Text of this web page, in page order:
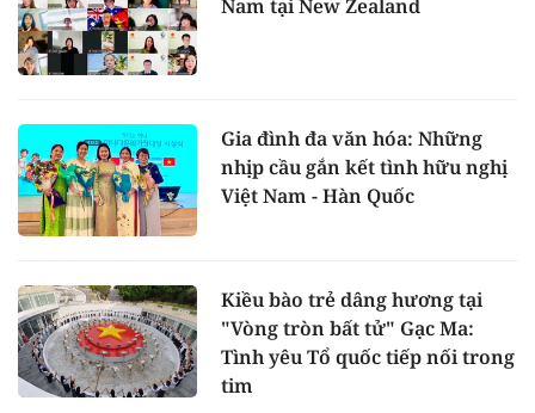
Nam tại New Zealand
Gia đình đa văn hóa: Những
nhịp cầu gắn kết tình hữu nghị
Việt Nam - Hàn Quốc
Kiều bào trẻ dâng hương tại
"Vòng tròn bất tử" Gạc Ma:
Tình yêu Tổ quốc tiếp nối trong
tim